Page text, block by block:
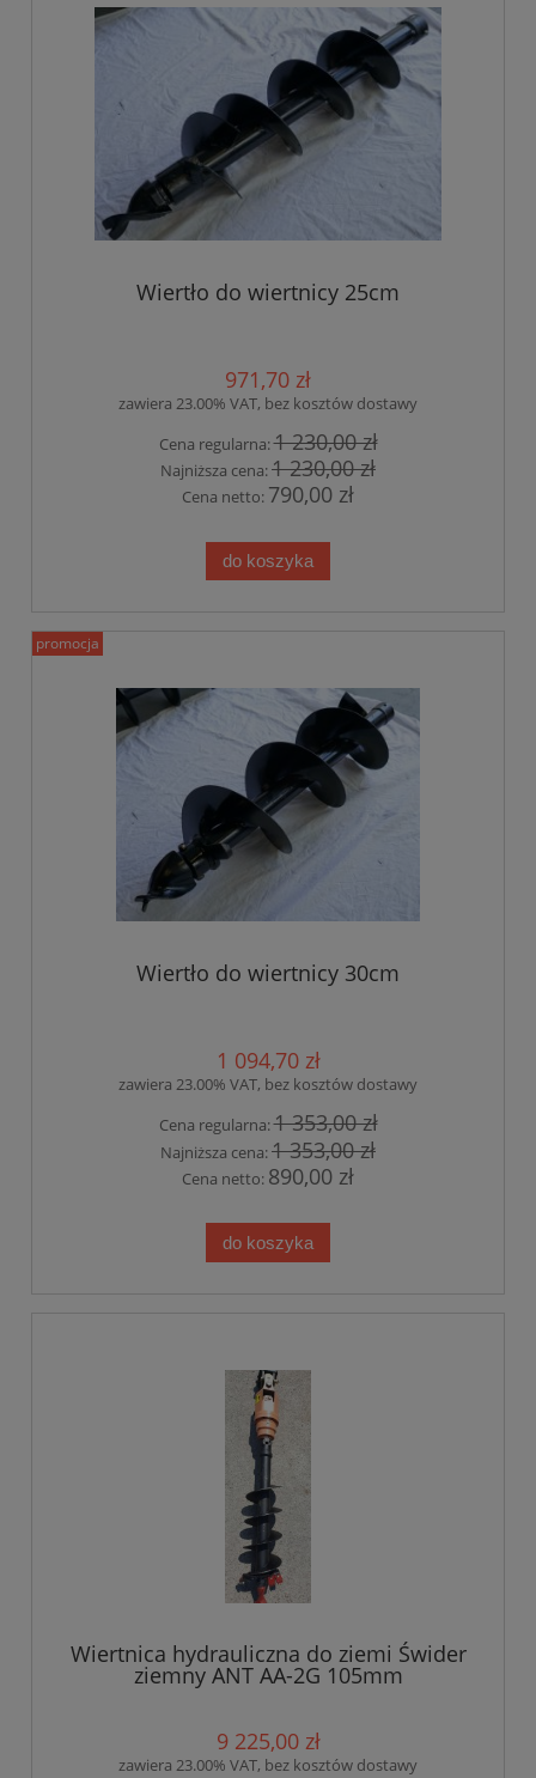
Wiertło do wiertnicy 25cm
971,70 zł
zawiera 23.00% VAT, bez kosztów dostawy
Cena regularna:1 230,00 zł
Najniższa cena:1 230,00 zł
Cena netto: 790,00 zł
do koszyka
Wiertło do wiertnicy 30cm
1 094,70 zł
zawiera 23.00% VAT, bez kosztów dostawy
Cena regularna:1 353,00 zł
Najniższa cena:1 353,00 zł
Cena netto: 890,00 zł
do koszyka
promocja
Wiertnica hydrauliczna do ziemi Świder
ziemny ANT AA-2G 105mm
9 225,00 zł
zawiera 23.00% VAT, bez kosztów dostawy